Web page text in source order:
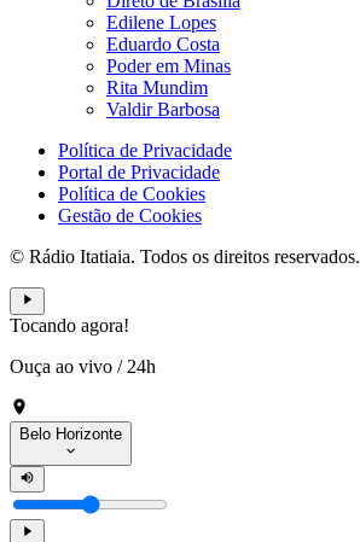
Edilene Lopes
Eduardo Costa
Poder em Minas
Rita Mundim
Valdir Barbosa
Política de Privacidade
Portal de Privacidade
Política de Cookies
Gestão de Cookies
© Rádio Itatiaia. Todos os direitos reservados.
Tocando agora!
Ouça ao vivo / 24h
Belo Horizonte